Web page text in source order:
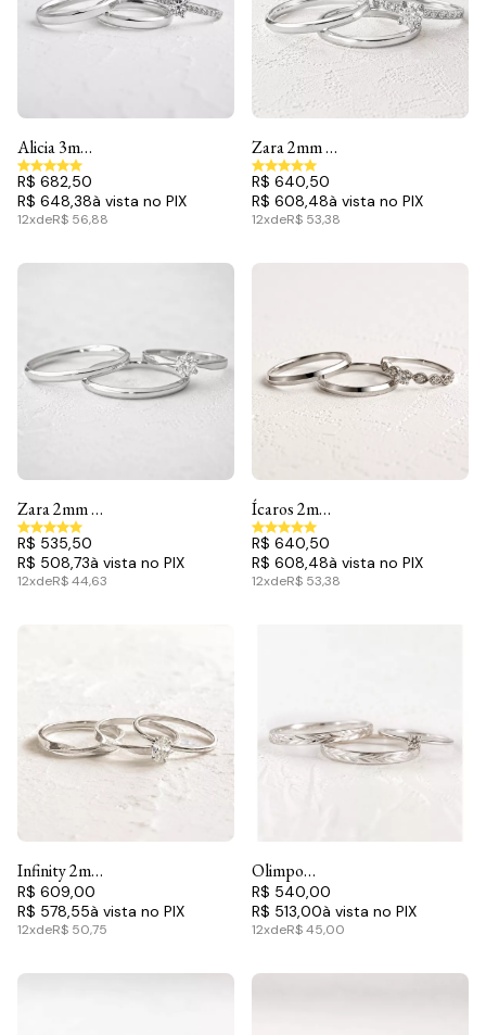
Alicia 3mm e
Lúmio -
Conjunto
R$ 682,50
12xdeR$ 56,88
R$ 648,38
Zara 2mm e
Lúmio -
Conjunto
R$ 640,50
12xdeR$ 53,38
R$ 608,48
Zara 2mm e
Lune -
Conjunto
R$ 535,50
12xdeR$ 44,63
R$ 508,73
Ícaros 2mm
& Isis -
Conjunto
R$ 640,50
12xdeR$ 53,38
R$ 608,48
Infinity 2mm
& Serena -
Conjunto
R$ 609,00
12xdeR$ 50,75
R$ 578,55
Olimpo
2mm & Ciel
- Conjunto
R$ 540,00
12xdeR$ 45,00
R$ 513,00